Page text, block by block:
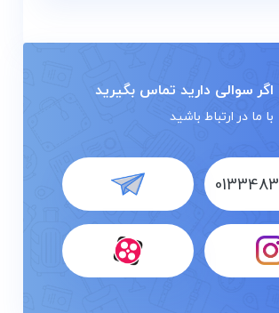
اگر سوالی دارید تماس بگیرید
با ما در ارتباط باشید
0133483